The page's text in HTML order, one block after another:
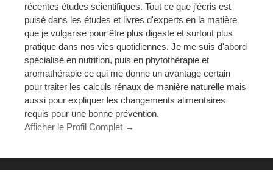
récentes études scientifiques. Tout ce que j'écris est
puisé dans les études et livres d'experts en la matière
que je vulgarise pour être plus digeste et surtout plus
pratique dans nos vies quotidiennes. Je me suis d'abord
spécialisé en nutrition, puis en phytothérapie et
aromathérapie ce qui me donne un avantage certain
pour traiter les calculs rénaux de manière naturelle mais
aussi pour expliquer les changements alimentaires
requis pour une bonne prévention.
Afficher le Profil Complet →